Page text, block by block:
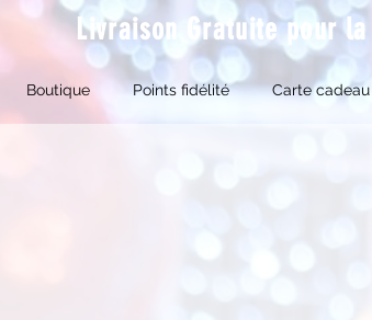
Livraison Gratuite pour
Boutique Points fidélité Carte cadeau